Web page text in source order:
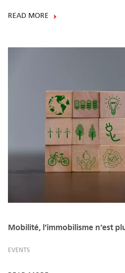
READ MORE
Mobilité, l’immobilisme n’est
EVENTS